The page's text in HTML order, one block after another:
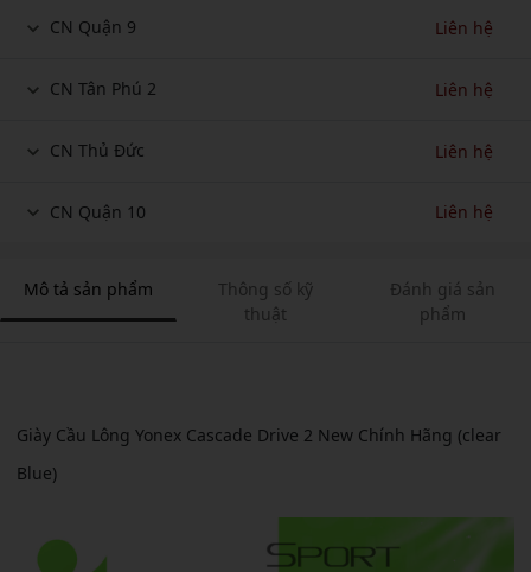
CN Quận 9 Liên hệ
CN Tân Phú 2 Liên hệ
CN Thủ Đức Liên hệ
CN Quận 10 Liên hệ
Mô tả sản phẩm
Thông số kỹ
thuật
Đánh giá sản
phẩm
Giày Cầu Lông Yonex Cascade Drive 2 New Chính Hãng (clear
Blue)